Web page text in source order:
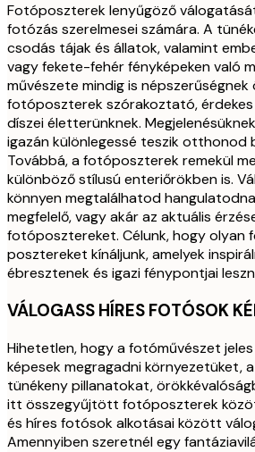
Fotóposzterek lenyűgöző
fotózás szerelmesei számára. A
csodás tájak és állatok, valamint
vagy fekete-fehér fényképeken való
művészete mindig is
fotóposzterek szórakoztató,
díszei életterünknek.
igazán különlegessé teszik otthonod
Továbbá, a fotóposzterek remekül
különböző stílusú enteriőrökben is.
könnyen megtalálhatod
megfelelő, vagy akár az aktuális
fotóposztereket. Célunk, hogy olyan
posztereket kínáljunk, amelyek
ébresztenek és igazi fénypontjai
VÁLOGASS HÍRES FOTÓSOK
Hihetetlen, hogy a fotóművészet jeles
képesek megragadni környezetüket,
tünékeny pillanatokat,
itt összegyűjtött fotóposzterek
és híres fotósok alkotásai között
Amennyiben szeretnél egy